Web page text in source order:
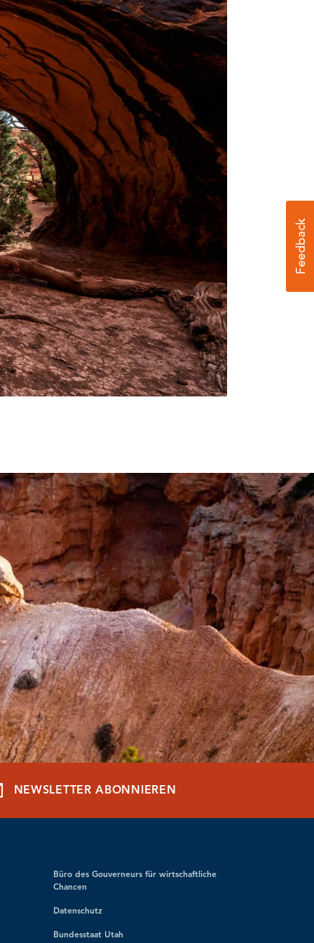
NEWSLETTER ABONNIEREN
Büro des Gouverneurs für wirtschaftliche
Chancen
Datenschutz
Bundesstaat Utah